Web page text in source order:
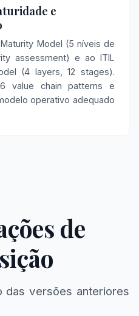
e
Model (5 níveis de
assessment) e ao ITIL
(4 layers, 12 stages).
value chain patterns e
operativo adequado
de
das versões anteriores